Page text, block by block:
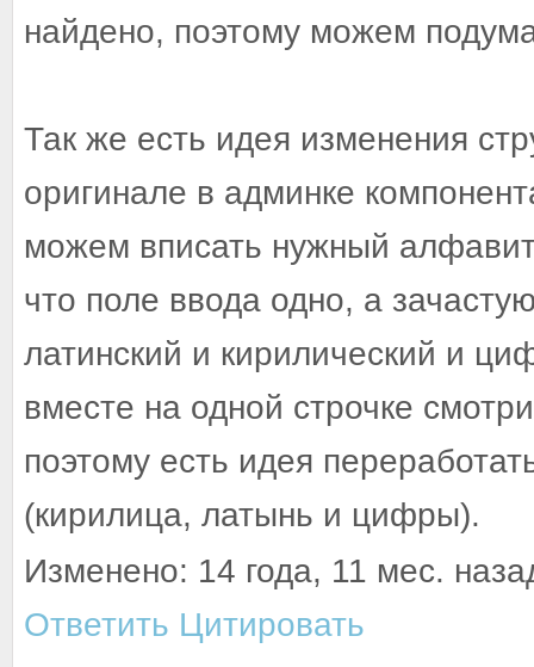
найдено, поэтому можем
Так же есть идея изменения
оригинале в админке
можем вписать нужный
что поле ввода одно, а
латинский и кирилический и
вместе на одной строчке
поэтому есть идея
(кирилица, латынь и цифры).
Изменено: 14 года, 11 мес.
Ответить Цитировать